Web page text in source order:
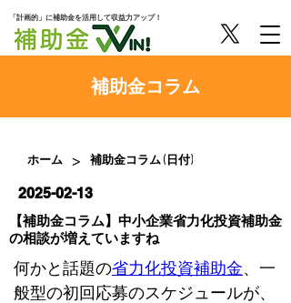
「計画的」に補助金を活用して収益力アップ！
​補助金コラム
ホーム > 補助金コラム (日付)
2025-02-13
【補助金コラム】中小企業省力化投資補助金
の相談が増えていますね
何かと話題の省力化投資補助金、一
般型の初回応募のスケジュールが、